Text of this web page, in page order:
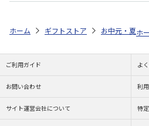
ホーム ギフトストア お中元・夏ギ
ホ
ご利用ガイド よ
お問い合わせ 利
サイト運営会社について 特